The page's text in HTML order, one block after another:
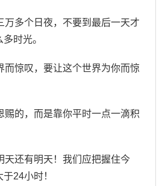
万多个日夜，不要到最后一天才
时光。
而惊叹，要让这个世界为你而惊
赐的，而是靠你平时一点一滴积
天还有明天！我们应把握住今
24小时！